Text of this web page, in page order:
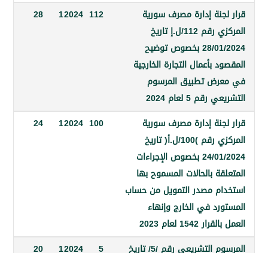
إدارة مصرف سورية
المركزي رقم 112/ل.إ تاريخ
28/01/2024 بخصوص توضيح
بأعمال التجارة الخارجية
تطبيق المرسوم
5 لعام 2024
112
28
إدارة مصرف سورية
المركزي رقم )100/ل.أ( تاريخ
24/01/2024 بخصوص الإجراءات
بالحالات المسموح بها
مصدر التمويل من حساب
في الخارج وإنهاء
لعام 2023
100
24
المرسوم التشريعي رقم /5/ تاريخ
5
2024
20